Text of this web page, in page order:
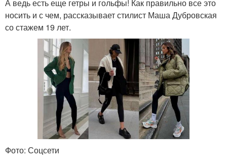
А ведь есть еще гетры и гольфы! Как правильно все это
носить и с чем, рассказывает стилист Маша Дубровская
со стажем 19 лет.
Фото: Соцсети